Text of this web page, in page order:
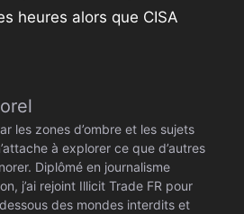
heures alors que CISA
les zones d’ombre et les sujets
à explorer ce que d’autres
Diplômé en journalisme
j’ai rejoint Illicit Trade FR pour
des mondes interdits et